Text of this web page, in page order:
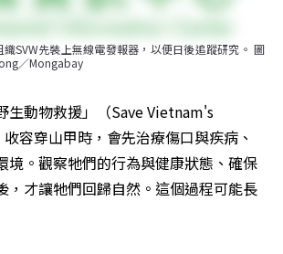
SVW先裝上無線電發報器，以便日後追蹤研究。 圖
／Mongabay
生動物救援」（Save Vietnam's
容穿山甲時，會先治療傷口與疾病、
境。觀察牠們的行為與健康狀態、確保
，才讓牠們回歸自然。這個過程可能長